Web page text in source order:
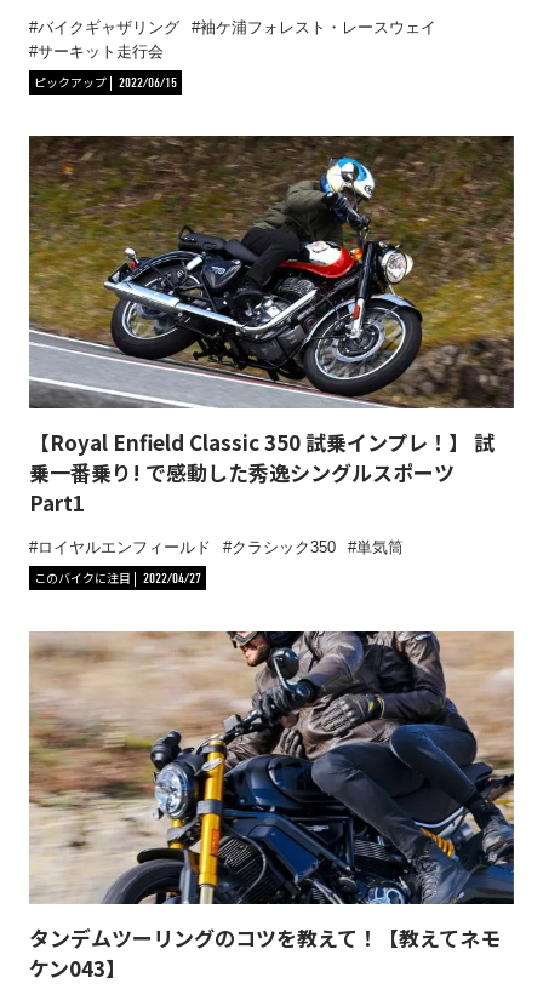
バイクギャザリング
袖ケ浦フォレスト・レースウェイ
サーキット走行会
ピックアップ
2022/06/15
【Royal Enfield Classic 350 試乗インプレ！】 試
乗一番乗り! で感動した秀逸シングルスポーツ
Part1
ロイヤルエンフィールド クラシック350
単気筒
このバイクに注目
2022/04/27
タンデムツーリングのコツを教えて！【教えてネモ
ケン043】